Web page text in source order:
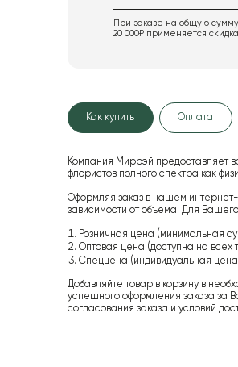
При заказе на общую
20 000₽ применяется
Как купить Оплата
Компания Миррэй предоставляет
флористов полного спектра как
Оформляя заказ в нашем интернет-
зависимости от объема. Для
Розничная цена (минимальная
Оптовая цена (доступна на
Спеццена (индивидуальная цена
Добавляйте товар в корзину в
успешного оформления заказа за
согласования заказа и условий